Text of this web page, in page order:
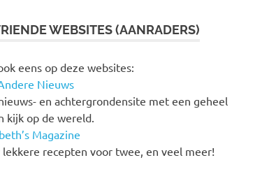
WEBSITES (AANRADERS)
eens op deze websites:
Nieuws
en achtergrondensite met een geheel
kijk op de wereld.
Magazine
lekkere recepten voor twee, en veel meer!